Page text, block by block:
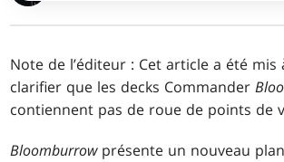
Note de l’éditeur : Cet article a été
clarifier que les decks Commander
contiennent pas de roue de points de
Bloomburrow présente un nouveau